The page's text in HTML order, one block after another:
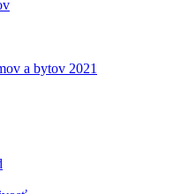
a bytov 2021